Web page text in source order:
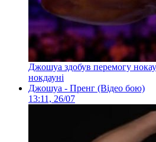
Джошуа здобув перемогу
нокдауні
Джошуа - Пренг (Відео бою)
13:11, 26/07